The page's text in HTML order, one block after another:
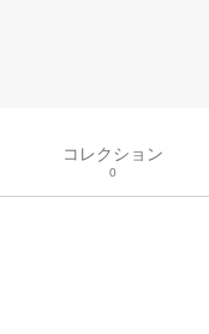
コレクション
0